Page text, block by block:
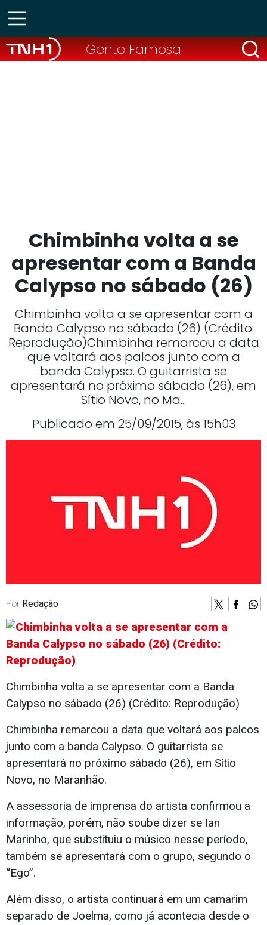
Gente Famosa
Chimbinha volta a se
apresentar com a Banda
Calypso no sábado (26)
Chimbinha volta a se apresentar com a
Banda Calypso no sábado (26) (Crédito:
Reprodução)Chimbinha remarcou a data
que voltará aos palcos junto com a
banda Calypso. O guitarrista se
apresentará no próximo sábado (26), em
Sítio Novo, no Ma...
Publicado em 25/09/2015, às 15h03
Por Redação
Chimbinha volta a se apresentar com a Banda
Calypso no sábado (26) (Crédito: Reprodução)
Chimbinha remarcou a data que voltará aos palcos
junto com a banda Calypso. O guitarrista se
apresentará no próximo sábado (26), em Sítio
Novo, no Maranhão.
A assessoria de imprensa do artista confirmou a
informação, porém, não soube dizer se Ian
Marinho, que substituiu o músico nesse período,
também se apresentará com o grupo, segundo o
“Ego”.
Além disso, o artista continuará em um camarim
separado de Joelma, como já acontecia desde o